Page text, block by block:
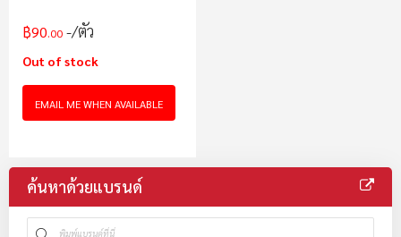
฿90.00 /ตัว
Out of stock
EMAIL ME WHEN AVAILABLE
ค้นหาด้วยแบรนด์